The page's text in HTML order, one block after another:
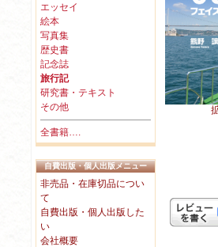
エッセイ
絵本
写真集
歴史書
記念誌
旅行記
研究書・テキスト
その他
全書籍….
自費出版・個人出版メニュー
非売品・在庫切品につい
て
自費出版・個人出版した
い
会社概要